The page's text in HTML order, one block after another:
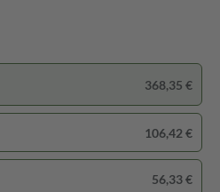
368,35 €
106,42 €
56,33 €